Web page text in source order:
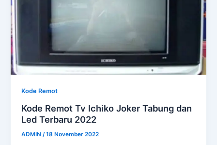
Kode Remot
Kode Remot Tv Ichiko Joker Tabung dan
Led Terbaru 2022
ADMIN/18 November 2022